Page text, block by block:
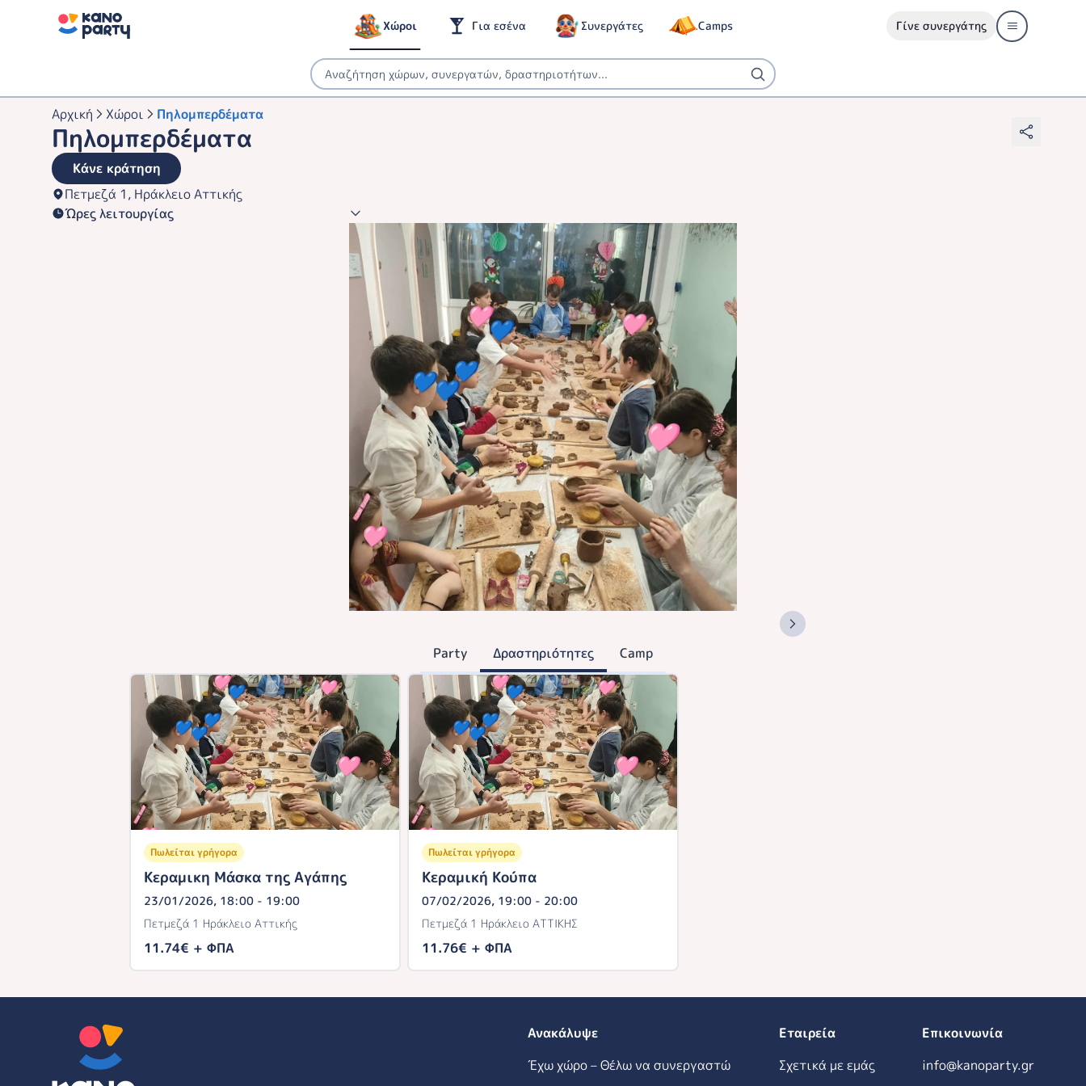
Χώροι Για εσένα Συνεργάτες Camps Γίνε συνεργάτης
Αρχική Χώροι Πηλομπερδέματα
Πηλομπερδέματα
Κάνε κράτηση
Πετμεζά 1, Ηράκλειο Αττικής
Ώρες λειτουργίας
Party Δραστηριότητες Camp
Πωλείται γρήγορα
Κεραμικη Μάσκα της Αγάπης
23/01/2026, 18:00 - 19:00
Πετμεζά 1 Ηράκλειο Αττικής
11.74€ + ΦΠΑ
Πωλείται γρήγορα
Κεραμική Κούπα
07/02/2026, 19:00 - 20:00
Πετμεζά 1 Ηράκλειο ΑΤΤΙΚΗΣ
11.76€ + ΦΠΑ
Ανακάλυψε
Έχω χώρο – Θέλω να συνεργαστώ
Εταιρεία
Σχετικά με εμάς
Επικοινωνία
info@kanoparty.gr